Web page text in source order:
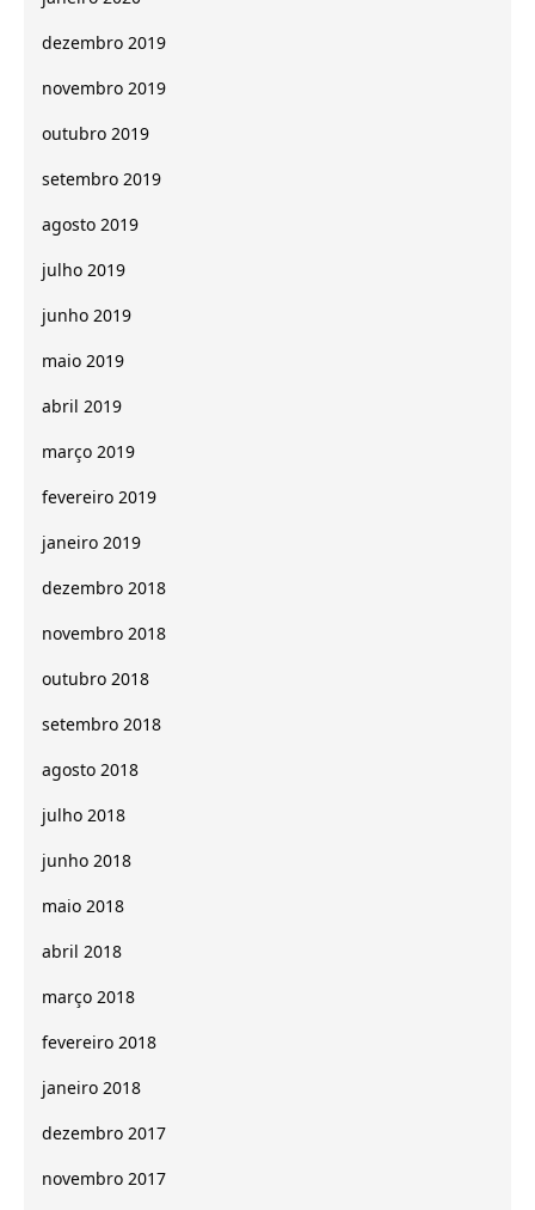
dezembro 2019
novembro 2019
outubro 2019
setembro 2019
agosto 2019
julho 2019
junho 2019
maio 2019
abril 2019
março 2019
fevereiro 2019
janeiro 2019
dezembro 2018
novembro 2018
outubro 2018
setembro 2018
agosto 2018
julho 2018
junho 2018
maio 2018
abril 2018
março 2018
fevereiro 2018
janeiro 2018
dezembro 2017
novembro 2017